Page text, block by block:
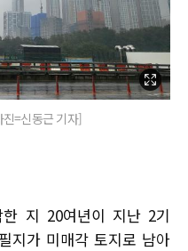
=신동근 기자]
지 20여년이 지난 2기
지가 미매각 토지로 남아